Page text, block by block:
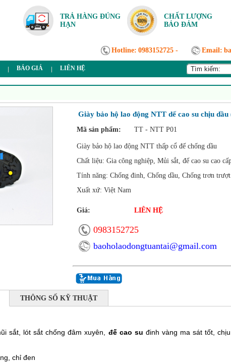
TRẢ HÀNG ĐÚNG
HẠN
CHẤT LƯỢNG
BẢO ĐẢM
Hotline: 0983152725 - Email:
BÁO GIÁ LIÊN HỆ
Giày bảo hộ lao động NTT dế cao su chịu dầu
Mã sản phẩm: TT - NTT P01
Giày bảo hộ lao động NTT thấp cổ đế chống dầu
Chất liệu: Gia công nghiệp, Mủi sắt, đế cao su cao
Tính năng: Chống đinh, Chống dầu, Chống trơn trượt
Xuất xứ: Việt Nam
Giá: LIÊN HỆ
0983152725
baoholaodongtuantai@gmail.com
THÔNG SỐ KỸ THUẬT
sắt, lót sắt chống đâm xuyên, đế cao su đinh vàng ma sát tốt,
chỉ đen